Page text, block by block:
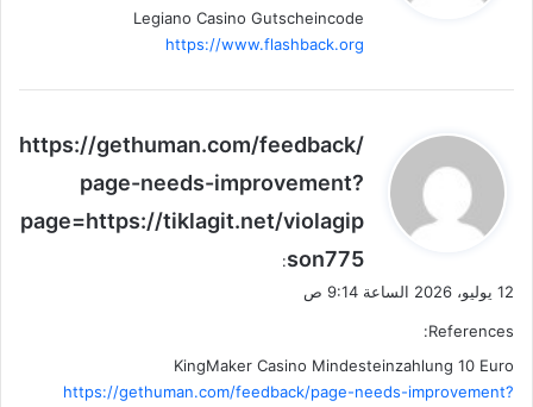
Legiano Casino Gutscheincode
https://www.flashback.org
ي
و
ل
https://gethuman.com/feedback/
page-needs-improvement?
page=https://tiklagit.net/violagip
son775
:
12 يوليو، 2026 الساعة 9:14 ص
References:
KingMaker Casino Mindesteinzahlung 10 Euro
https://gethuman.com/feedback/page-needs-improvement?